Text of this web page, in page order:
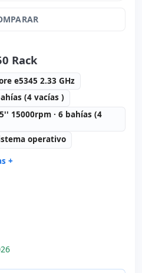
Rack
e5345 2.33 GHz
(4 vacías )
15000rpm · 6 bahías (4
operativo
+
de alimentación (Hotplug)